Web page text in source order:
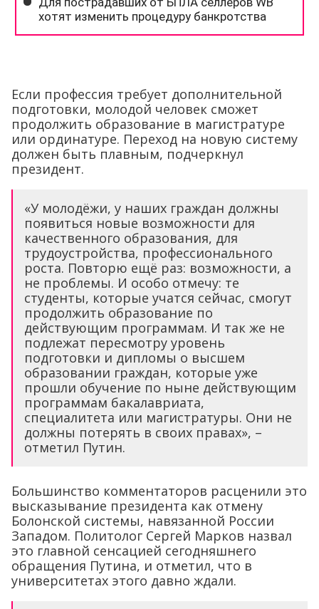
Если профессия требует дополнительной
подготовки, молодой человек сможет
продолжить образование в магистратуре
или ординатуре. Переход на новую систему
должен быть плавным, подчеркнул
президент.
«У молодёжи, у наших граждан должны
появиться новые возможности для
качественного образования, для
трудоустройства, профессионального
роста. Повторю ещё раз: возможности, а
не проблемы. И особо отмечу: те
студенты, которые учатся сейчас, смогут
продолжить образование по
действующим программам. И так же не
подлежат пересмотру уровень
подготовки и дипломы о высшем
образовании граждан, которые уже
прошли обучение по ныне действующим
программам бакалавриата,
специалитета или магистратуры. Они не
должны потерять в своих правах», –
отметил Путин.
Большинство комментаторов расценили это
высказывание президента как отмену
Болонской системы, навязанной России
Западом. Политолог Сергей Марков назвал
это главной сенсацией сегодняшнего
обращения Путина, и отметил, что в
университетах этого давно ждали.